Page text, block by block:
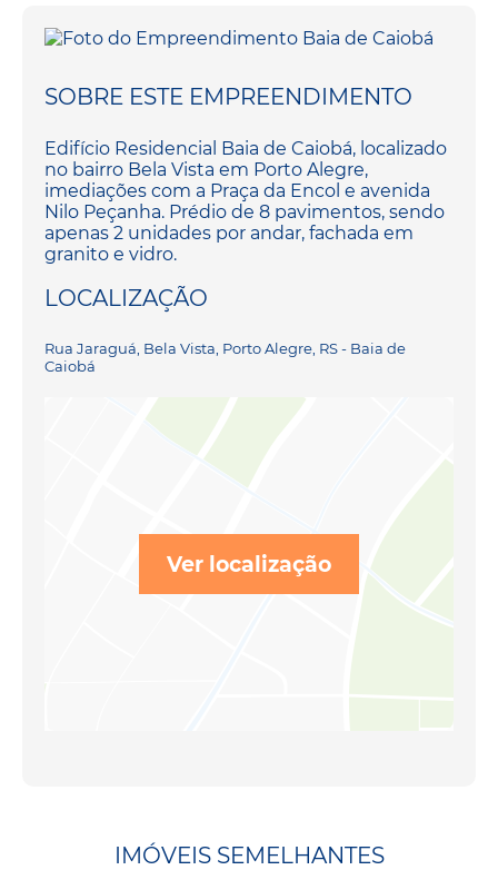
SOBRE ESTE EMPREENDIMENTO
Edifício Residencial Baia de Caiobá, localizado
no bairro Bela Vista em Porto Alegre,
imediações com a Praça da Encol e avenida
Nilo Peçanha. Prédio de 8 pavimentos, sendo
apenas 2 unidades por andar, fachada em
granito e vidro.
LOCALIZAÇÃO
Rua Jaraguá, Bela Vista, Porto Alegre, RS - Baia de
Caiobá
Ver localização
IMÓVEIS SEMELHANTES